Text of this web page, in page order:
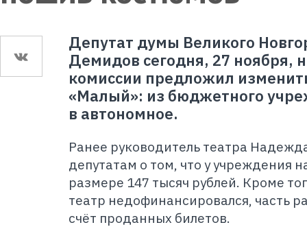
Депутат думы Великого
Демидов сегодня, 27 ноября,
комиссии предложил
«Малый»: из бюджетного
в автономное.
Ранее руководитель театра
депутатам о том, что у учреждения
размере 147 тысяч рублей. Кроме
театр недофинансировался, часть
счёт проданных билетов.